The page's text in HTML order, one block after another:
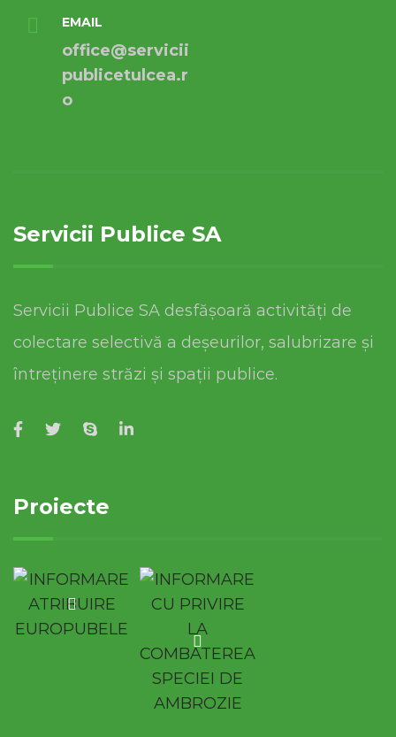
EMAIL
office@servicii
publicetulcea.r
o
Servicii Publice SA
Servicii Publice SA desfășoară activități de
colectare selectivă a deșeurilor, salubrizare și
întreținere străzi și spații publice.
Proiecte